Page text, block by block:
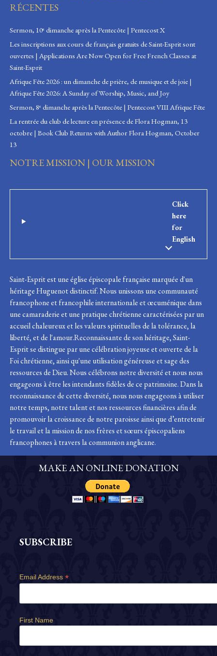
RÉCENTES
Sermon, 10ᵉ dimanche après la Pentecôte | Pentecost X
Les inscriptions aux cours de français gratuits de Saint-Esprit sont
ouvertes | Applications Are Now Open for Free French Classes at
Saint-Esprit
Afrique Fête 2026 : un dimanche de prière, de musique et de joie |
Afrique Fête 2026: A Sunday of Worship, Music, and Joy
Sermon, 8ᵉ dimanche après la Pentecôte | Pentecost VIII Afrique Fête
La rentrée du club de lecture en présence de Flora Hogman, 13
octobre | Book Club Returns with Author Flora Hogman, October
13
NOTRE MISSION | OUR MISSION
Click
here
for
English
Saint-Esprit est une église épiscopale française marquée d'un
héritage Huguenot distinctif. Nous unissons une communauté
francophone et francophile internationale et œcuménique dans
une camaraderie et une pratique chrétienne caractérisées par un
accueil chaleureux et les valeurs spirituelles de la tolérance, la
liberté, et de l'amour.Reconnaissante de son héritage, Saint-
Esprit se distingue par une célébration joyeuse et ouverte de la
Foi chrétienne, ainsi qu'une utilisation généreuse et sage des
ressources de Dieu. Nous célébrons notre diversité et nous nous
engageons à être les intendants fidèles de ce patrimoine. Dans la
reconnaissance de cette diversité, nous nous engageons à utiliser
notre temps, notre talent et nos ressources financières afin de
promouvoir la croissance de notre paroisse ainsi que d’entretenir
le travail et la mission de nos frères et sœurs épiscopaliens
francophones à travers la communion anglicane.
MAKE AN ONLINE DONATION
SUBSCRIBE
Email Address *
First Name